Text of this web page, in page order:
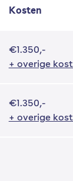
Kosten
€1.350,-
+ overige
€1.350,-
+ overige